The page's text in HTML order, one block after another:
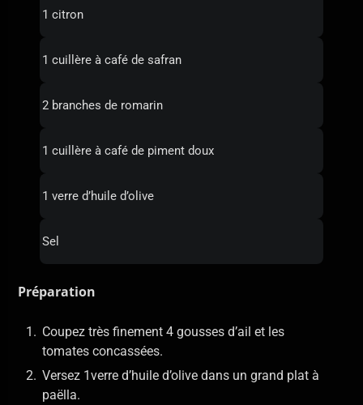
1 citron
1 cuillère à café de safran
2 branches de romarin
1 cuillère à café de piment doux
1 verre d’huile d’olive
Sel
Préparation
Coupez très finement 4 gousses d’ail et les
tomates concassées.
Versez 1verre d’huile d’olive dans un grand plat à
paëlla.